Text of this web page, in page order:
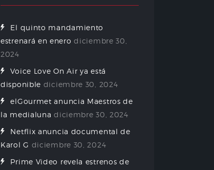
El quinto mandamiento
estrenará en enero diciembre 30,
2024
Voice Love On Air ya está
disponible diciembre 30, 2024
elGourmet anuncia Maestros de
la medialuna diciembre 30, 2024
Netflix anuncia documental de
Karol G diciembre 30, 2024
Prime Video revela estrenos de